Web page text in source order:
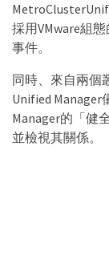
採用VMware組
事件。
同時、來自兩個
Unified
Manager的「健
並檢視其關係。